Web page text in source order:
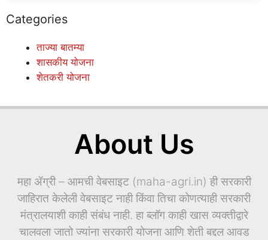
Categories
ताज्या बातम्या
शासकीय योजना
शेतकरी योजना
About Us
महा ॲग्री – आमची वेबसाइट (maha-agri.in) ही सरकारी
जाहिरात केलेली वेबसाइट नाही किंवा तिचा कोणत्याही सरकारी
मंत्रालयाशी काही संबंध नाही. हा ब्लॉग काही खास व्यक्तीद्वारे
चालवला जातो ज्यांना सरकारी योजना आणि शेती बद्दल आवड